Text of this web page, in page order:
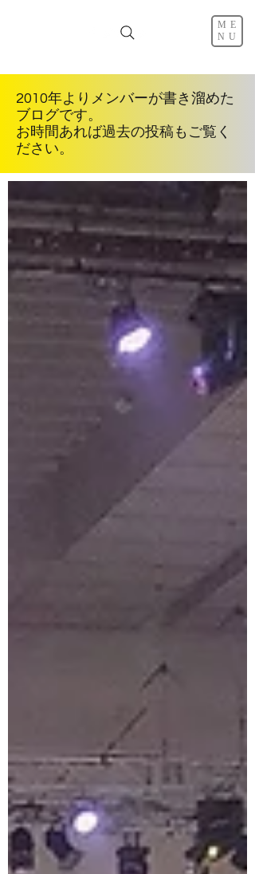
ME
NU
2010年よりメンバーが書き溜めた
ブログです。
お時間あれば過去の投稿もご覧く
ださい。
すべての記事を見る